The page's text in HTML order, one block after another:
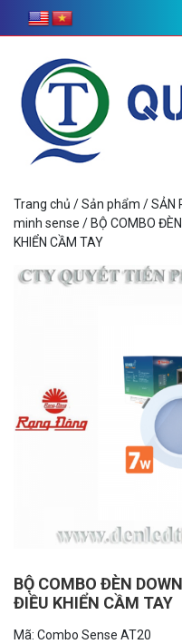
Trang chủ /Sản phẩm /SẢN
minh sense / BỘ COMBO
KHIỂN CẦM TAY
BỘ COMBO ĐÈN
ĐIỀU KHIỂN CẦM TAY
Mã: Combo Sense AT20